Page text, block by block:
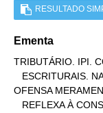
RESULTADO
Ementa
TRIBUTÁRIO. IPI.
OFENSA